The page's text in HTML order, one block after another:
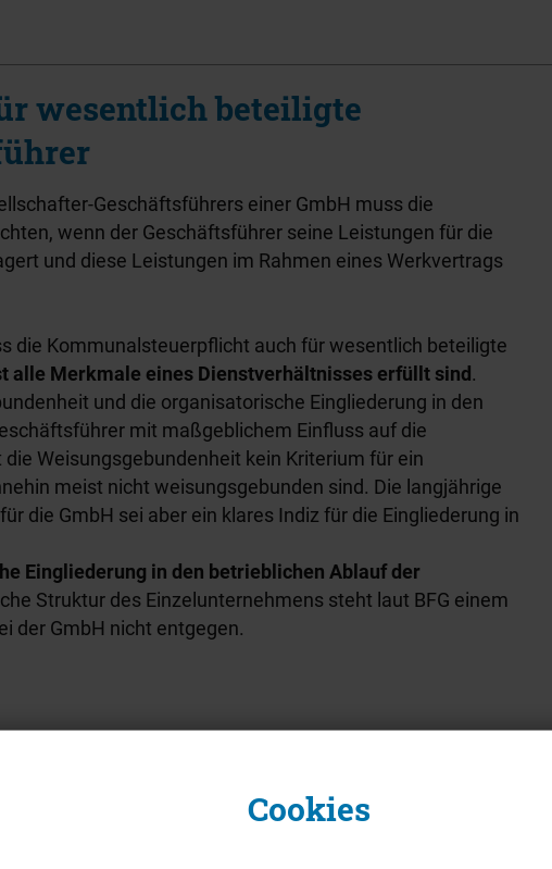
wesentlich beteiligte
Geschäftsführers einer GmbH muss die
wenn der Geschäftsführer seine Leistungen für die
und diese Leistungen im Rahmen eines Werkvertrags
die Kommunalsteuerpflicht auch für wesentlich beteiligte
alle Merkmale eines Dienstverhältnisses erfüllt sind.
und die organisatorische Eingliederung in den
mit maßgeblichem Einfluss auf die
Weisungsgebundenheit kein Kriterium für ein
meist nicht weisungsgebunden sind. Die langjährige
die GmbH sei aber ein klares Indiz für die Eingliederung in
Eingliederung in den betrieblichen Ablauf der
Struktur des Einzelunternehmens steht laut BFG einem
der GmbH nicht entgegen.
des Unternehmerwagnisses. Zwar sah ein Werkvertrag
Entlohnung bei negativem Deckungsbeitrag
trat in den relevanten Jahren auch nie ein. Zudem hätte
jederzeit die Vertragsbedingungen ändern
des Geschäftsführers als Einzelunternehmer habe
Cookies